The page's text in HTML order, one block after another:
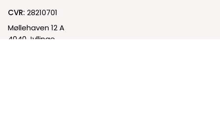
CVR: 28210701
Møllehaven 12 A
4040 Jyllinge